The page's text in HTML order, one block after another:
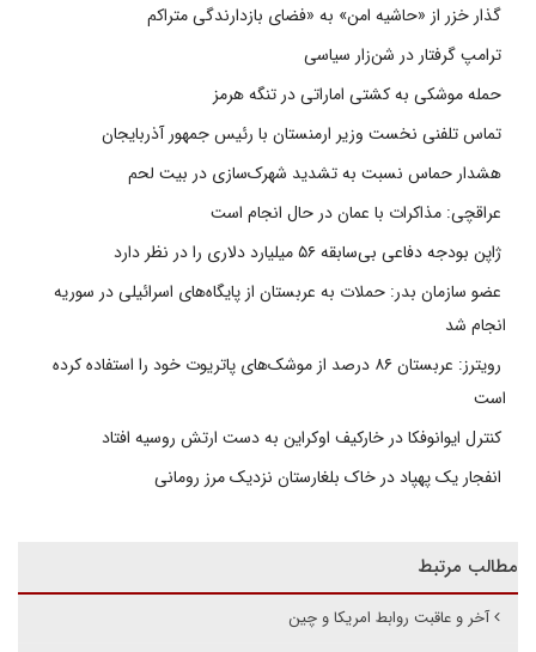
گذار خزر از «حاشیه امن» به «فضای بازدارندگی متراکم
ترامپ گرفتار در شن‌زار سیاسی
حمله موشکی به کشتی اماراتی در تنگه هرمز
تماس تلفنی نخست وزیر ارمنستان با رئیس جمهور آذربایجان
هشدار حماس نسبت به تشدید شهرک‌سازی در بیت‌ لحم
عراقچی: مذاکرات با عمان در حال انجام است
ژاپن بودجه دفاعی بی‌سابقه ۵۶ میلیارد دلاری را در نظر دارد
عضو سازمان بدر: حملات به عربستان از پایگاه‌های اسرائیلی در سوریه
انجام شد
رویترز: عربستان ۸۶ درصد از موشک‌های پاتریوت خود را استفاده کرده
است
کنترل ایوانوفکا در خارکیف اوکراین به دست ارتش روسیه افتاد
انفجار یک پهپاد در خاک بلغارستان نزدیک مرز رومانی
مطالب مرتبط
آخر و عاقبت روابط امریکا و چین